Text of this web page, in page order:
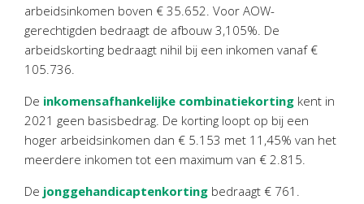
arbeidsinkomen boven € 35.652. Voor AOW-
gerechtigden bedraagt de afbouw 3,105%. De
arbeidskorting bedraagt nihil bij een inkomen vanaf €
105.736.
De inkomensafhankelijke combinatiekorting kent in
2021 geen basisbedrag. De korting loopt op bij een
hoger arbeidsinkomen dan € 5.153 met 11,45% van het
meerdere inkomen tot een maximum van € 2.815.
De jonggehandicaptenkorting bedraagt € 761.